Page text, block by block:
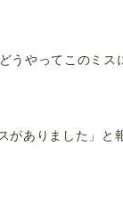
うやってこのミス
がありました」と